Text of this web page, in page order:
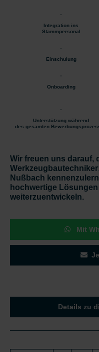
Integration ins
Stammpersonal
Einschulung
Onboarding
Unterstützung während
des gesamten
Wir freuen uns darauf,
Nußbach
hochwertige
weiterzuentwickeln.
Mit
Details zu